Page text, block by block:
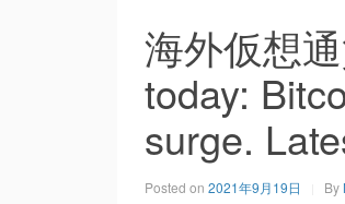
海外仮想
today:
surge.
Posted on 2021年9月19日 By